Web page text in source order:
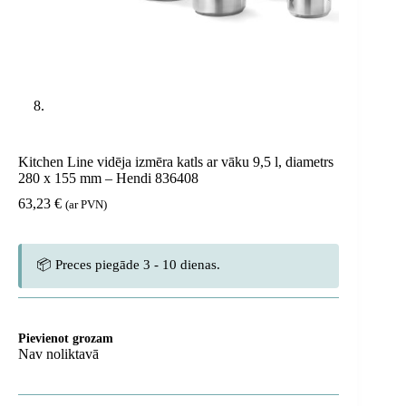
Kitchen Line vidēja izmēra katls ar vāku 9,5 l, diametrs
280 x 155 mm – Hendi 836408
63,23 € (ar PVN)
📦 Preces piegāde 3 - 10 dienas.
Pievienot grozam
Nav noliktavā